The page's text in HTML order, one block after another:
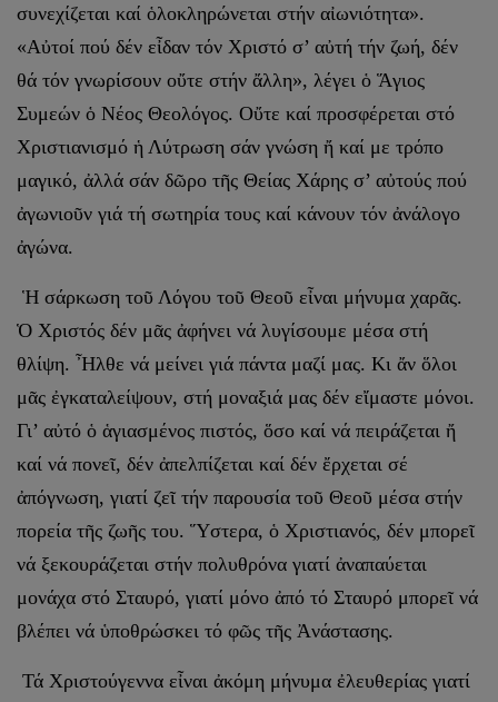
συνεχίζεται καί ὁλοκληρώνεται στήν αἰωνιότητα».
«Αὐτοί πού δέν εἶδαν τόν Χριστό σ’ αὐτή τήν ζωή, δέν
θά τόν γνωρίσουν οὔτε στήν ἄλλη», λέγει ὁ Ἅγιος
Συμεών ὁ Νέος Θεολόγος. Οὔτε καί προσφέρεται στό
Χριστιανισμό ἡ Λύτρωση σάν γνώση ἤ καί με τρόπο
μαγικό, ἀλλά σάν δῶρο τῆς Θείας Χάρης σ’ αὐτούς πού
ἀγωνιοῦν γιά τή σωτηρία τους καί κάνουν τόν ἀνάλογο
ἀγώνα.
Ἡ σάρκωση τοῦ Λόγου τοῦ Θεοῦ εἶναι μήνυμα χαρᾶς.
Ὁ Χριστός δέν μᾶς ἀφήνει νά λυγίσουμε μέσα στή
θλίψη. Ἦλθε νά μείνει γιά πάντα μαζί μας. Κι ἄν ὅλοι
μᾶς ἐγκαταλείψουν, στή μοναξιά μας δέν εἴμαστε μόνοι.
Γι’ αὐτό ὁ ἁγιασμένος πιστός, ὅσο καί νά πειράζεται ἤ
καί νά πονεῖ, δέν ἀπελπίζεται καί δέν ἔρχεται σέ
ἀπόγνωση, γιατί ζεῖ τήν παρουσία τοῦ Θεοῦ μέσα στήν
πορεία τῆς ζωῆς του. Ὕστερα, ὁ Χρι­στιανός, δέν μπορεῖ
νά ξεκουράζεται στήν πολυθρόνα γιατί ἀναπαύεται
μονάχα στό Σταυρό, γιατί μόνο ἀπό τό Σταυρό μπορεῖ νά
βλέπει νά ὑποθρώσκει τό φῶς τῆς Ἀνάστασης.
Τά Χριστούγεννα εἶναι ἀκόμη μήνυμα ἐλευθερίας γιατί